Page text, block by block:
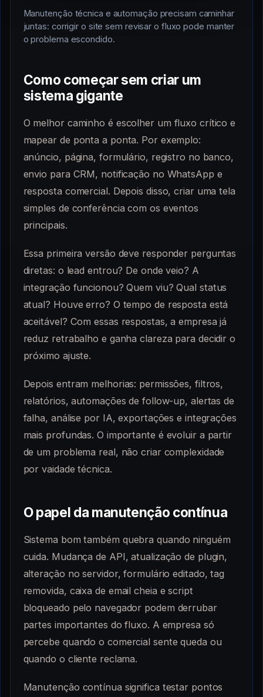
Manutenção técnica e automação precisam caminhar
juntas: corrigir o site sem revisar o fluxo pode manter
o problema escondido.
Como começar sem criar um
sistema gigante
O melhor caminho é escolher um fluxo crítico e
mapear de ponta a ponta. Por exemplo:
anúncio, página, formulário, registro no banco,
envio para CRM, notificação no WhatsApp e
resposta comercial. Depois disso, criar uma tela
simples de conferência com os eventos
principais.
Essa primeira versão deve responder perguntas
diretas: o lead entrou? De onde veio? A
integração funcionou? Quem viu? Qual status
atual? Houve erro? O tempo de resposta está
aceitável? Com essas respostas, a empresa já
reduz retrabalho e ganha clareza para decidir o
próximo ajuste.
Depois entram melhorias: permissões, filtros,
relatórios, automações de follow-up, alertas de
falha, análise por IA, exportações e integrações
mais profundas. O importante é evoluir a partir
de um problema real, não criar complexidade
por vaidade técnica.
O papel da manutenção contínua
Sistema bom também quebra quando ninguém
cuida. Mudança de API, atualização de plugin,
alteração no servidor, formulário editado, tag
removida, caixa de email cheia e script
bloqueado pelo navegador podem derrubar
partes importantes do fluxo. A empresa só
percebe quando o comercial sente queda ou
quando o cliente reclama.
Manutenção contínua significa testar pontos